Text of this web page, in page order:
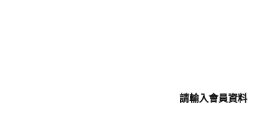
請輸入會員資料